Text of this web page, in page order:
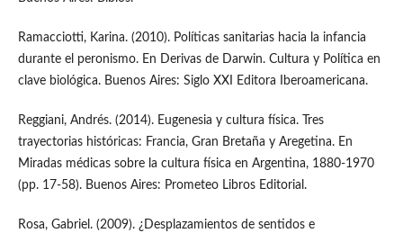
Ramacciotti, Karina. (2010). Políticas sanitarias hacia la infancia
durante el peronismo. En Derivas de Darwin. Cultura y Política en
clave biológica. Buenos Aires: Siglo XXI Editora Iberoamericana.
Reggiani, Andrés. (2014). Eugenesia y cultura física. Tres
trayectorias históricas: Francia, Gran Bretaña y Aregetina. En
Miradas médicas sobre la cultura física en Argentina, 1880-1970
(pp. 17-58). Buenos Aires: Prometeo Libros Editorial.
Rosa, Gabriel. (2009). ¿Desplazamientos de sentidos e